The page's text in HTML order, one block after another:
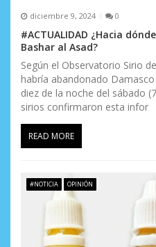
s diciembre 9, 2024 0
#ACTUALIDAD ¿Hacia
Bashar al Asad?
Según el Observatorio Sirio
habría abandonado
diez de la noche del sábado
sirios confirmaron esta infor
READ MORE
#NOTICIA OPINIÓN